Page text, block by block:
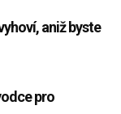
aniž byste
pro